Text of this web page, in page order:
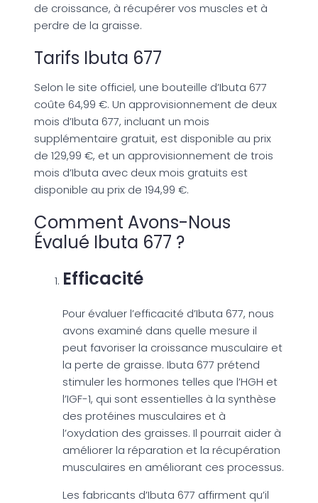
de croissance, à récupérer vos muscles et à
perdre de la graisse.
Tarifs Ibuta 677
Selon le site officiel, une bouteille d’Ibuta 677
coûte 64,99 €. Un approvisionnement de deux
mois d’Ibuta 677, incluant un mois
supplémentaire gratuit, est disponible au prix
de 129,99 €, et un approvisionnement de trois
mois d’Ibuta avec deux mois gratuits est
disponible au prix de 194,99 €.
Comment Avons-Nous
Évalué Ibuta 677 ?
Efficacité
Pour évaluer l’efficacité d’Ibuta 677, nous
avons examiné dans quelle mesure il
peut favoriser la croissance musculaire et
la perte de graisse. Ibuta 677 prétend
stimuler les hormones telles que l’HGH et
l’IGF-1, qui sont essentielles à la synthèse
des protéines musculaires et à
l’oxydation des graisses. Il pourrait aider à
améliorer la réparation et la récupération
musculaires en améliorant ces processus.
Les fabricants d’Ibuta 677 affirment qu’il